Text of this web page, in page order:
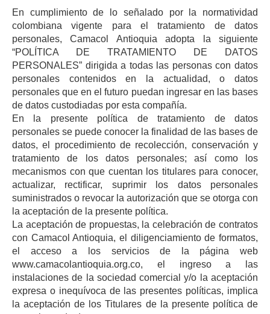
En cumplimiento de lo señalado por la normatividad
colombiana vigente para el tratamiento de datos
personales, Camacol Antioquia adopta la siguiente
“POLÍTICA DE TRATAMIENTO DE DATOS
PERSONALES” dirigida a todas las personas con datos
personales contenidos en la actualidad, o datos
personales que en el futuro puedan ingresar en las bases
de datos custodiadas por esta compañía.
En la presente política de tratamiento de datos
personales se puede conocer la finalidad de las bases de
datos, el procedimiento de recolección, conservación y
tratamiento de los datos personales; así como los
mecanismos con que cuentan los titulares para conocer,
actualizar, rectificar, suprimir los datos personales
suministrados o revocar la autorización que se otorga con
la aceptación de la presente política.
La aceptación de propuestas, la celebración de contratos
con Camacol Antioquia, el diligenciamiento de formatos,
el acceso a los servicios de la página web
www.camacolantioquia.org.co, el ingreso a las
instalaciones de la sociedad comercial y/o la aceptación
expresa o inequívoca de las presentes políticas, implica
la aceptación de los Titulares de la presente política de